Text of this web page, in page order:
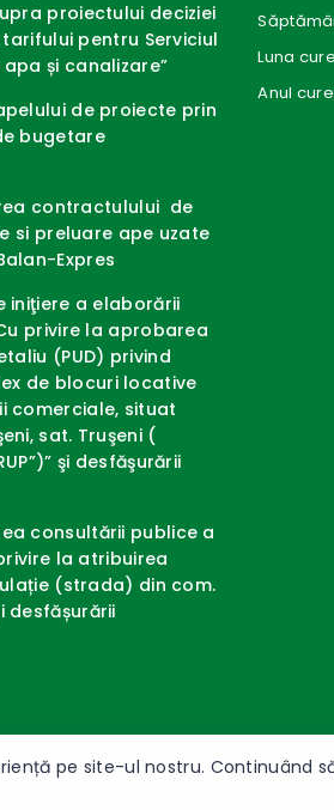
proiectului deciziei
pentru Serviciul
și canalizare”
de proiecte prin
bugetare
contractulului de
si preluare ape uzate
Expres
iniţiere a elaborării
privire la aprobarea
(PUD) privind
de blocuri locative
comerciale, situat
sat. Truşeni (
şi desfăşurării
consultării publice a
la atribuirea
(strada) din com.
desfășurării
Luna
Anul
pe site-ul nostru. Continuând